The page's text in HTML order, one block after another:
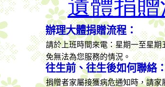
遺體捐
辦理大體捐贈流程：
請於上班時間來電：星期一至星期
免無法為您服務的情況。
往生前、往生後如何聯絡
捐贈者家屬接獲病危通知時，請家